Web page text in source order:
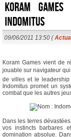
Koram
Indomitus
09/06/2011 13:50 (
Koram Games vient de
jouable sur navigateur qui
de villes et le leadership
Indomitus promet un
combat que les autres
Dans les terres
vos instincts barbares
domination absolue.